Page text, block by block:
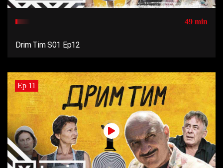
49 min
Drim Tim S01 Ep12
Ep 11